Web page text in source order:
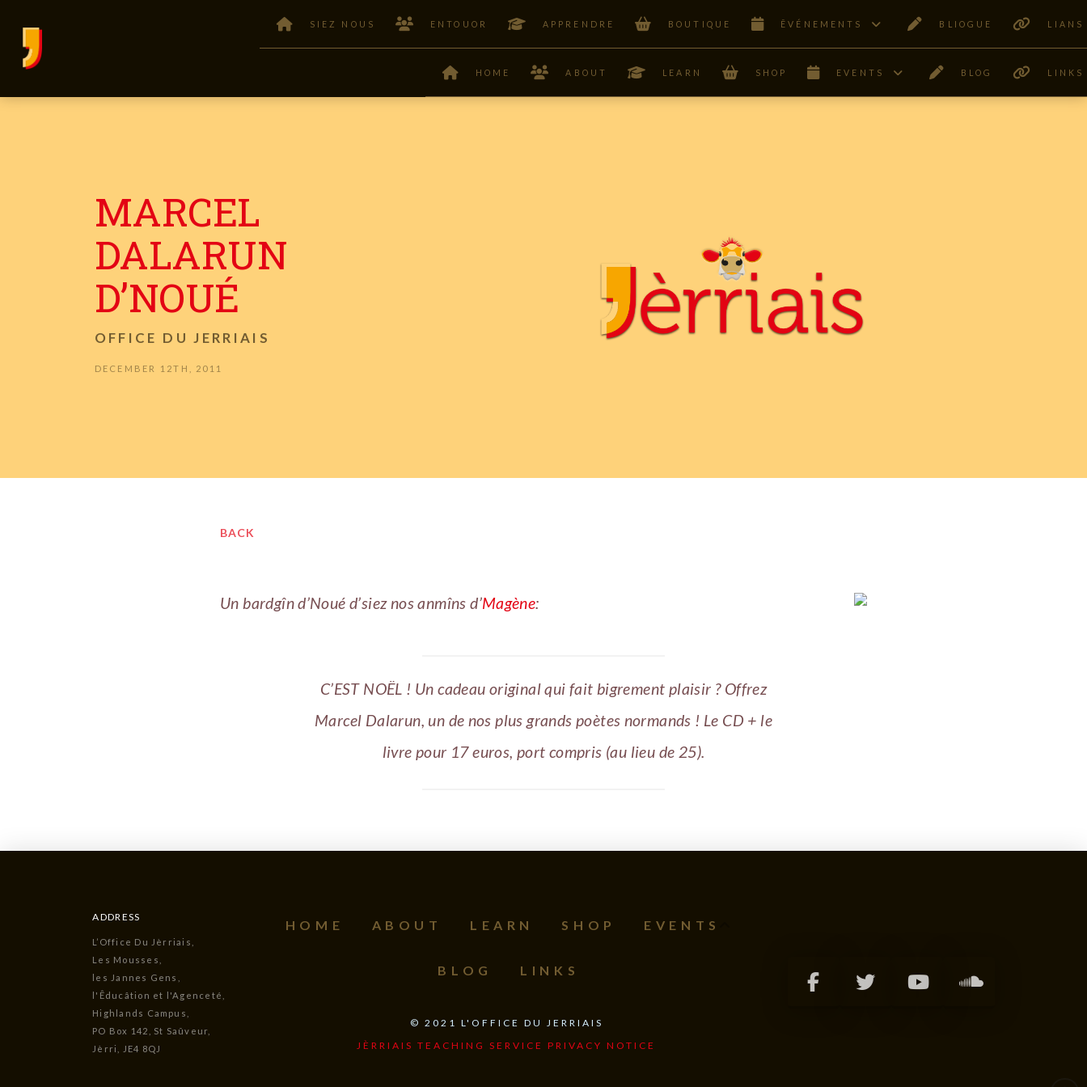
SIEZ NOUS ENTOUOR APPRENDRE BOUTIQUE ÊVÉNEMENTS BLIOGUE LIANS
HOME ABOUT LEARN SHOP EVENTS BLOG LINKS
MARCEL
DALARUN
D’NOUÉ
OFFICE DU JERRIAIS
DECEMBER 12TH, 2011
BACK
Un bardgîn d’Noué d’siez nos anmîns d’Magène:
C’EST NOËL ! Un cadeau original qui fait bigrement plaisir ? Offrez
Marcel Dalarun, un de nos plus grands poètes normands ! Le CD + le
livre pour 17 euros, port compris (au lieu de 25).
ADDRESS
L’Office Du Jèrriais,
Les Mousses,
les Jannes Gens,
l'Êducâtion et l'Agenceté,
Highlands Campus,
PO Box 142, St Saûveur,
Jèrri, JE4 8QJ
HOME ABOUT LEARN SHOP EVENTS
BLOG LINKS
© 2021 L'OFFICE DU JERRIAIS
JÈRRIAIS TEACHING SERVICE PRIVACY NOTICE